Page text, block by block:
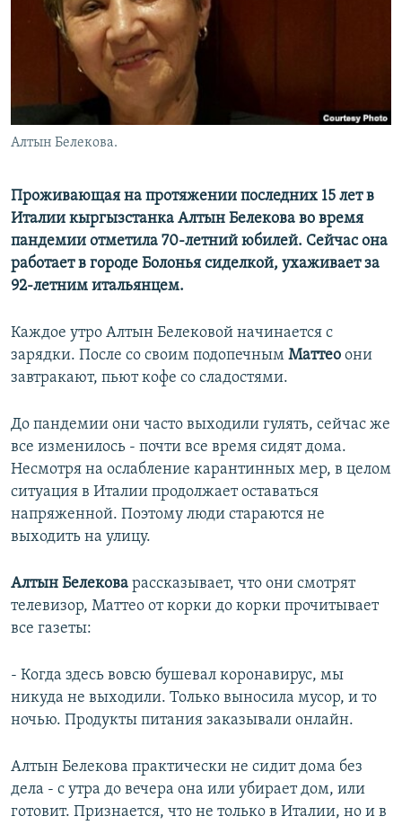
Алтын Белекова.
Проживающая на протяжении последних 15 лет в
Италии кыргызстанка Алтын Белекова во время
пандемии отметила 70-летний юбилей. Сейчас она
работает в городе Болонья сиделкой, ухаживает за
92-летним итальянцем.
Каждое утро Алтын Белековой начинается с
зарядки. После со своим подопечным Маттео они
завтракают, пьют кофе со сладостями.
До пандемии они часто выходили гулять, сейчас же
все изменилось - почти все время сидят дома.
Несмотря на ослабление карантинных мер, в целом
ситуация в Италии продолжает оставаться
напряженной. Поэтому люди стараются не
выходить на улицу.
Алтын Белекова рассказывает, что они смотрят
телевизор, Маттео от корки до корки прочитывает
все газеты:
- Когда здесь вовсю бушевал коронавирус, мы
никуда не выходили. Только выносила мусор, и то
ночью. Продукты питания заказывали онлайн.
Алтын Белекова практически не сидит дома без
дела - с утра до вечера она или убирает дом, или
готовит. Признается, что не только в Италии, но и в